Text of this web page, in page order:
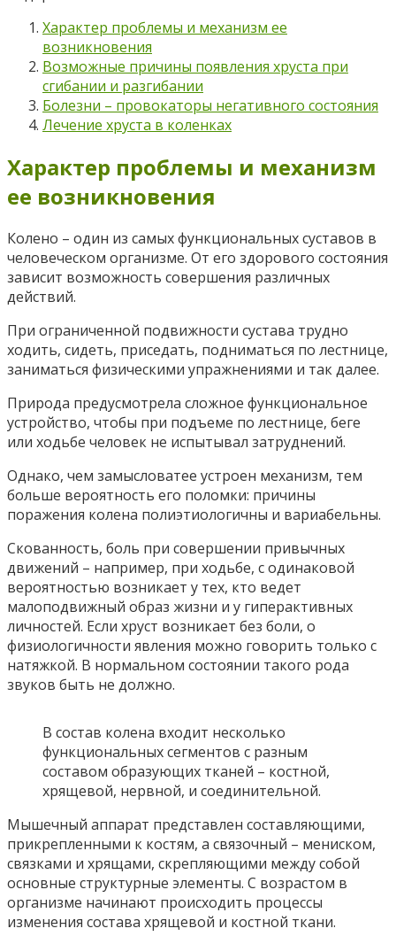
Характер проблемы и механизм ее
возникновения
Возможные причины появления хруста при
сгибании и разгибании
Болезни – провокаторы негативного состояния
Лечение хруста в коленках
Характер проблемы и механизм
ее возникновения
Колено – один из самых функциональных суставов в
человеческом организме. От его здорового состояния
зависит возможность совершения различных
действий.
При ограниченной подвижности сустава трудно
ходить, сидеть, приседать, подниматься по лестнице,
заниматься физическими упражнениями и так далее.
Природа предусмотрела сложное функциональное
устройство, чтобы при подъеме по лестнице, беге
или ходьбе человек не испытывал затруднений.
Однако, чем замысловатее устроен механизм, тем
больше вероятность его поломки: причины
поражения колена полиэтиологичны и вариабельны.
Скованность, боль при совершении привычных
движений – например, при ходьбе, с одинаковой
вероятностью возникает у тех, кто ведет
малоподвижный образ жизни и у гиперактивных
личностей. Если хруст возникает без боли, о
физиологичности явления можно говорить только с
натяжкой. В нормальном состоянии такого рода
звуков быть не должно.
В состав колена входит несколько
функциональных сегментов с разным
составом образующих тканей – костной,
хрящевой, нервной, и соединительной.
Мышечный аппарат представлен составляющими,
прикрепленными к костям, а связочный – мениском,
связками и хрящами, скрепляющими между собой
основные структурные элементы. С возрастом в
организме начинают происходить процессы
изменения состава хрящевой и костной ткани.